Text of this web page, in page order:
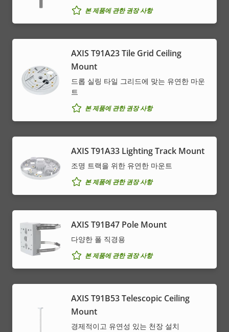
본 제품에 관한 권장 사항
AXIS T91A23 Tile Grid Ceiling
Mount
드롭 실링 타일 그리드에 맞는 유연한 마운
트
본 제품에 관한 권장 사항
AXIS T91A33 Lighting Track Mount
조명 트랙을 위한 유연한 마운트
본 제품에 관한 권장 사항
AXIS T91B47 Pole Mount
다양한 폴 직경용
본 제품에 관한 권장 사항
AXIS T91B53 Telescopic Ceiling
Mount
경제적이고 유연성 있는 천장 설치